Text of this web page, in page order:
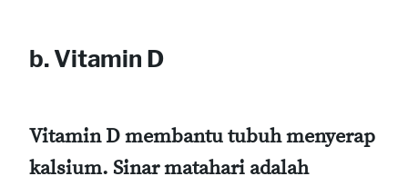
b. Vitamin D
Vitamin D membantu tubuh menyerap
kalsium. Sinar matahari adalah